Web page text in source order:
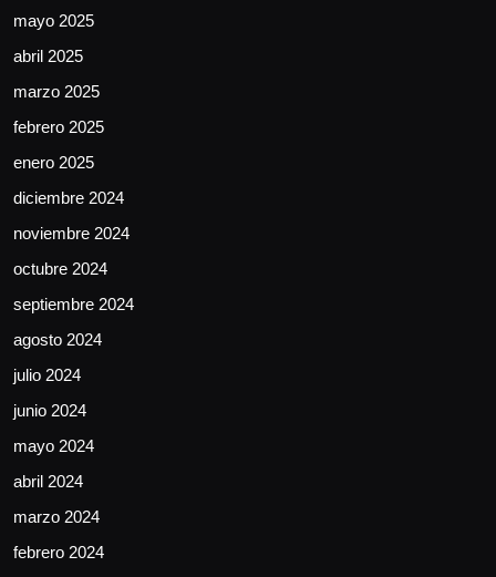
mayo 2025
abril 2025
marzo 2025
febrero 2025
enero 2025
diciembre 2024
noviembre 2024
octubre 2024
septiembre 2024
agosto 2024
julio 2024
junio 2024
mayo 2024
abril 2024
marzo 2024
febrero 2024